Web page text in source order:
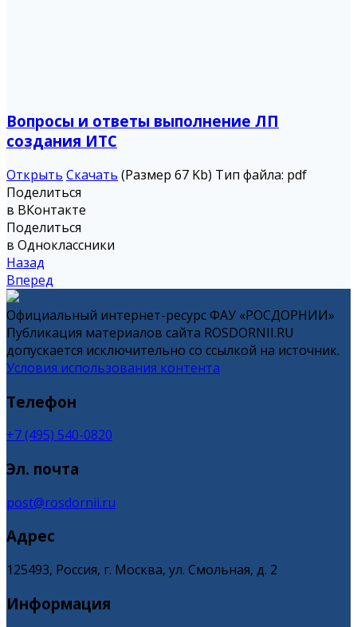
Вопросы и ответы выполнение ЛП
создания ИТС
Открыть Скачать (Размер 67 Kb) Тип файла: pdf
Поделиться
в ВКонтакте
Поделиться
в Одноклассники
Назад
Вперед
Официальный интернет-ресурс ФАУ «РОСДОРНИИ»
Публикация материалов сайта ROSDORNII.RU
допускается исключительно со ссылкой на источник.
Условия использования контента
Телефон
+7 (495) 540-0820
Эл. почта
post@rosdornii.ru
Адрес
125493, Россия, г. Москва, ул. Смольная, д. 2
Информация